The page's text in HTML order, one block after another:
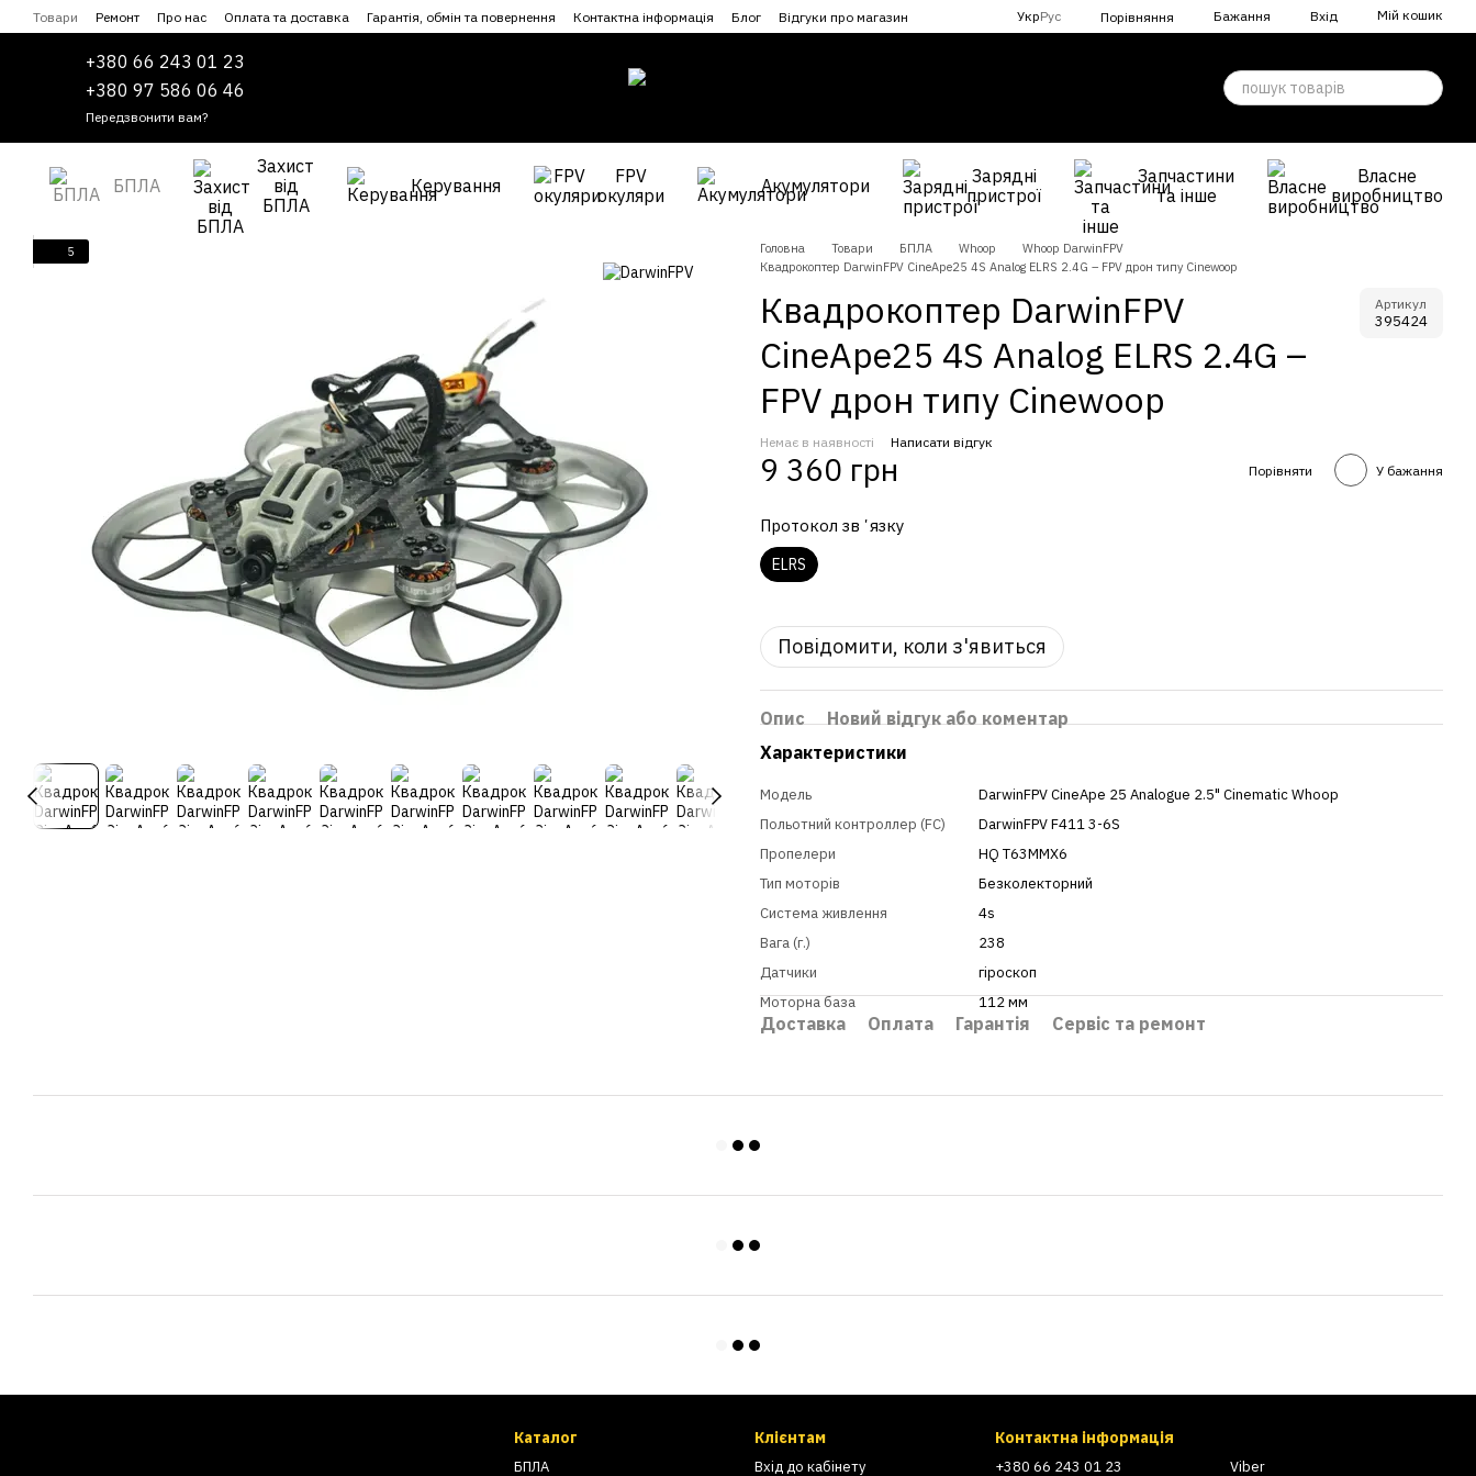
Перейти до основного контенту
Товари Ремонт Про нас Оплата та доставка Гарантія, обмін та повернення Контактна інформація Блог
Відгуки про магазин
Співпраця
Угода користувача
УкрРус Порівняння Бажання Вхід Мій кошик
+380 66 243 01 23
+380 97 586 06 46
Передзвонити вам?
БПЛА
Захист
від
БПЛА
Керування
FPV
окуляри
Акумулятори
Зарядні
пристрої
Запчастини
та інше
Власне
виробництво
5 Головна Товари БПЛА Whoop
Whoop DarwinFPV
Квадрокоптер DarwinFPV CineApe25 4S Analog ELRS 2.4G – FPV дрон типу Cinewoop
Квадрокоптер DarwinFPV
CineApe25 4S Analog ELRS 2.4G –
FPV дрон типу Cinewoop
Артикул
395424
Немає в наявності Написати відгук
9 360 грн Порівняти У бажання
Протокол звʼязку
ELRS
Повідомити, коли з'явиться
Опис
Новий відгук або коментар
Характеристики
Модель
DarwinFPV CineApe 25 Analogue 2.5" Cinematic Whoop
Польотний контроллер (FC)
DarwinFPV F411 3-6S
Пропелери
HQ T63MMX6
Тип моторів
Безколекторний
Система живлення
4s
Вага (г.)
238
Датчики
гіроскоп
Моторна база
112 мм
Доставка Оплата Гарантія Сервіс та ремонт
Каталог
БПЛА
Клієнтам
Вхід до кабінету
Контактна інформація
+380 66 243 01 23 Viber